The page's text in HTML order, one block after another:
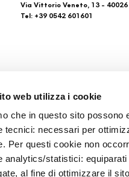
web utilizza i cookie
che in questo sito
tecnici: necessari per
Per questi cookie non
analytics/statistici:
al fine di ottimizzare il
Via Vittorio Veneto, 13 - 40026
Tel: +39 0542 601601
Contacto
Puntos de venta